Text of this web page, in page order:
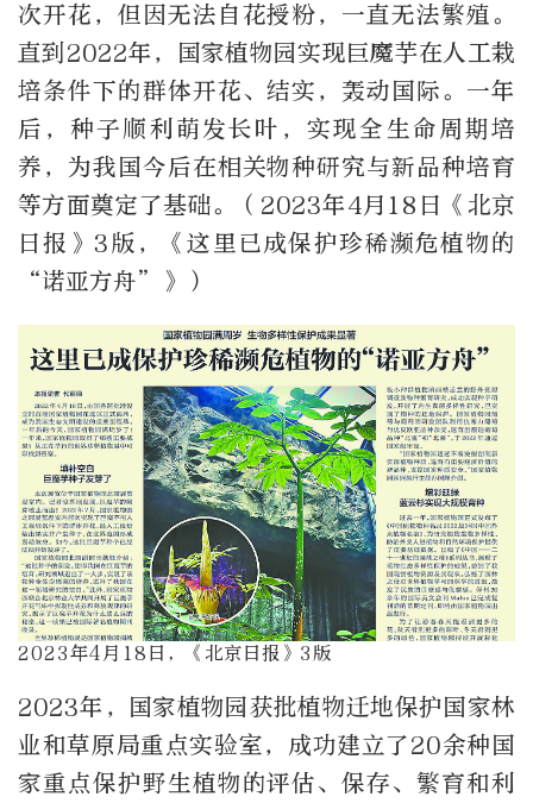
次开花，但因无法自花授粉，一直无法繁殖。
直到2022年，国家植物园实现巨魔芋在人工栽
培条件下的群体开花、结实，轰动国际。一年
后，种子顺利萌发长叶，实现全生命周期培
养，为我国今后在相关物种研究与新品种培育
等方面奠定了基础。（2023年4月18日《北京
日报》3版，《这里已成保护珍稀濒危植物的
“诺亚方舟”》）
2023年4月18日，《北京日报》3版
2023年，国家植物园获批植物迁地保护国家林
业和草原局重点实验室，成功建立了20余种国
家重点保护野生植物的评估、保存、繁育和利